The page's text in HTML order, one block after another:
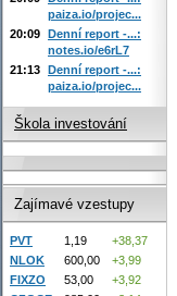
paiza.io/projec...
20:09 Denní report -...:
notes.io/e6rL7
21:13 Denní report -...:
paiza.io/projec...
Škola investování
Zajímavé vzestupy
PVT 1,19
+38,37
NLOK
600,00
+3,99
FIXZO
53,00
+3,92